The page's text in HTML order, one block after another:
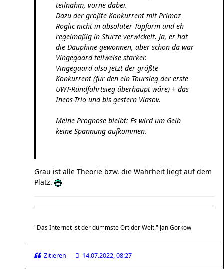
teilnahm, vorne dabei.
Dazu der größte Konkurrent mit Primoz
Roglic nicht in absoluter Topform und eh
regelmäßig in Stürze verwickelt. Ja, er hat
die Dauphine gewonnen, aber schon da war
Vingegaard teilweise stärker.
Vingegaard also jetzt der größte
Konkurrent (für den ein Toursieg der erste
UWT-Rundfahrtsieg überhaupt wäre) + das
Ineos-Trio und bis gestern Vlasov.
Meine Prognose bleibt: Es wird um Gelb
keine Spannung aufkommen.
Grau ist alle Theorie bzw. die Wahrheit liegt auf dem
Platz.
"Das Internet ist der dümmste Ort der Welt." Jan Gorkow
Zitieren 14.07.2022, 08:27